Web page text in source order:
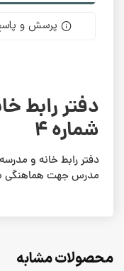
پرسش و
دفتر رابط
شماره 4
دفتر رابط خانه و
مدرس جهت هماهنگی با
محصولات مشابه